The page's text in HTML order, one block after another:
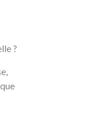
?